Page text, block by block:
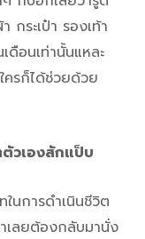
กระเป๋า รองเท้า
อนเท่านั้นแหละ
ครก็ได้ช่วยด้วย
วเองสักแป็บ
การดำเนินชีวิต
เลยต้องกลับมานั่ง